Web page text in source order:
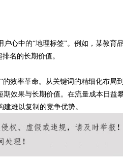
心中的“地理标签”。例如，某教育
名的长期价值。
效率革命。从关键词的精细化布局
效果与长期价值。在流量成本日益
难以复制的竞争优势。